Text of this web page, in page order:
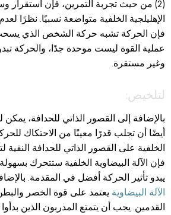
(2) من حيث تجربة التمرين، فإن استقرار
الإهليلجية الخلفية متواضعة نسبيًا. نظرًا
فإن الحركة تشبه حركة الشخص الذي يسحب
عملية القوة ليست موحدة جدًا، والحركة
وغير مستقرة.
لتلخيص:
بالإضافة إلى القصور الذاتي للحدافة، يمكن
أيضًا أن تجلب قدرًا معينًا من الاحتكاك
الخلفية على القصور الذاتي للحدافة النقية
فإن الآلة البيضاوية الخلفية ستتحرك
يبدو تأثير الحركة أفضل في المقدمة.
الآلة البيضاوية يعتمد على قوة الخصر
القدمين. يجب أن يتمتع المدربون الذين